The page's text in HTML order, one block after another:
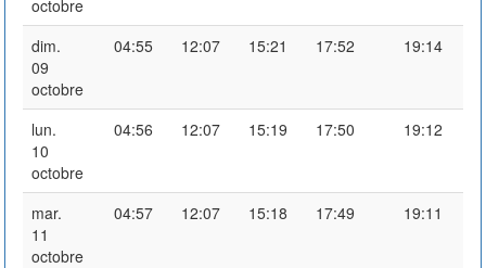
octobre
dim.
09
octobre
04:55 12:07 15:21 17:52 19:14
lun.
10
octobre
04:56 12:07 15:19 17:50 19:12
mar.
11
octobre
04:57 12:07 15:18 17:49 19:11